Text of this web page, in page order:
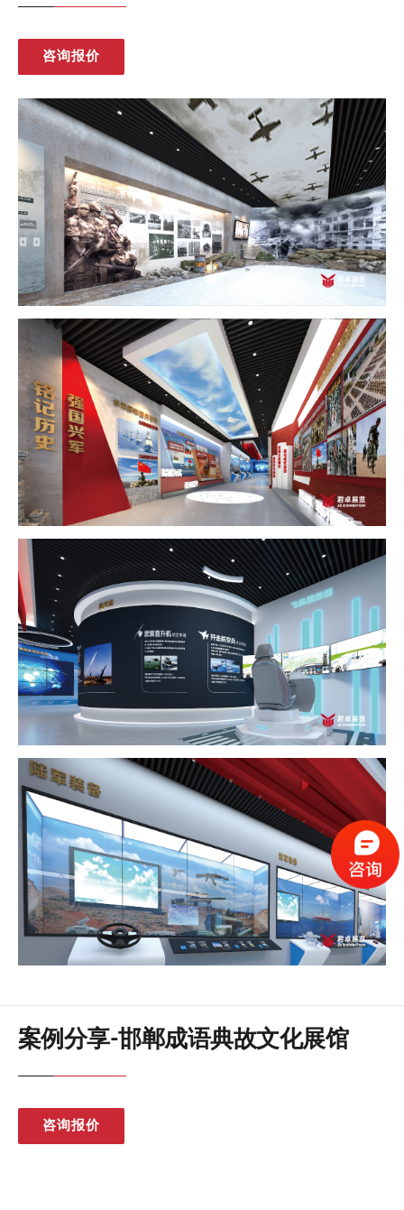
咨询报价
案例分享-邯郸成语典故文化展馆
咨询报价